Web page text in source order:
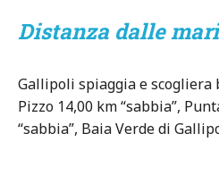
Distanza dalle
Gallipoli spiaggia e scogliera
Pizzo 14,00 km “sabbia”,
“sabbia”, Baia Verde di